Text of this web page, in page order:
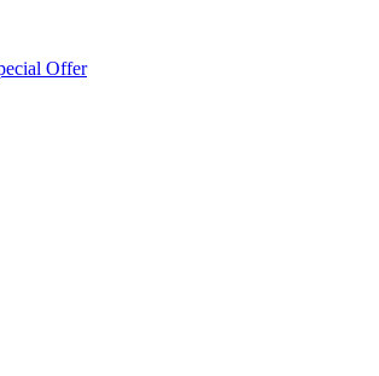
Offer